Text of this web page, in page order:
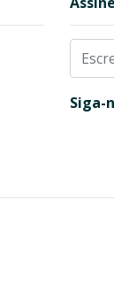
Siga-